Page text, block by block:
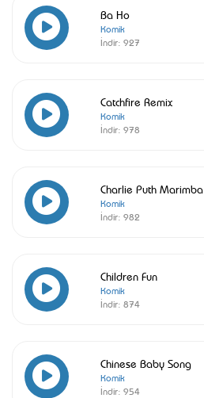
Ba Ho
Komik
İndir: 927
Catchfire Remix
Komik
İndir: 978
Charlie Puth Marimba
Komik
İndir: 982
Children Fun
Komik
İndir: 874
Chinese Baby Song
Komik
İndir: 954